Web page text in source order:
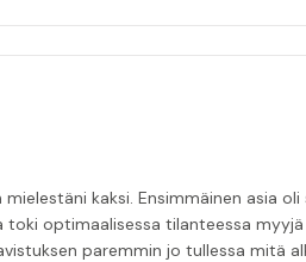
kaksi. Ensimmäinen asia
optimaalisessa tilanteessa
paremmin jo tullessa mitä